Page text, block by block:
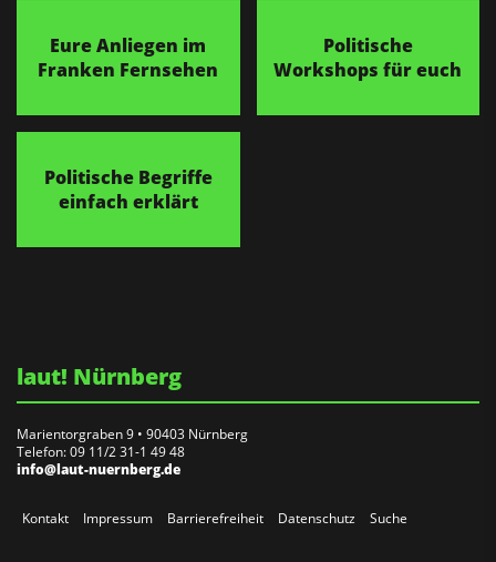
Eure Anliegen im
Franken Fernsehen
Politische
Workshops für euch
Politische Begriffe
einfach erklärt
laut! Nürnberg
Marientorgraben 9 • 90403 Nürnberg
Telefon: 09 11/2 31-1 49 48
info@laut-nuernberg.de
Kontakt Impressum Barrierefreiheit Datenschutz Suche